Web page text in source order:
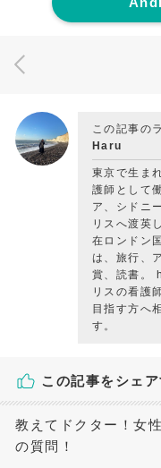
この記事の
Haru
東京で生ま
護師として
ア、シドニ
リスへ渡英
在ロンドン
は、旅行、
賞、読書
リスの看護
目指す方へ
す。
この記事をシェア
教えてドクター！女
の質問！